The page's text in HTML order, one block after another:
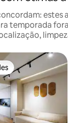
estes
temporada